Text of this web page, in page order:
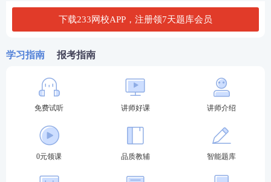
二、历年真题板块，熟悉考试命题思路
格的重要资料。平台整理了近年经济师各科目的考试
真题，按年份、科目分类汇总，方便考生分批次练
习。反复研读和练习真题，能够帮助大家摸清高频考
点，把握题目设问方式与答题逻辑，慢慢适应正式考
试的难度与节奏，避免备考方向出现偏差。
下载233网校APP，注册领7天题库会员
学习指南 报考指南
免费试听 讲师好课 讲师介绍
0元领课 品质教辅 智能题库